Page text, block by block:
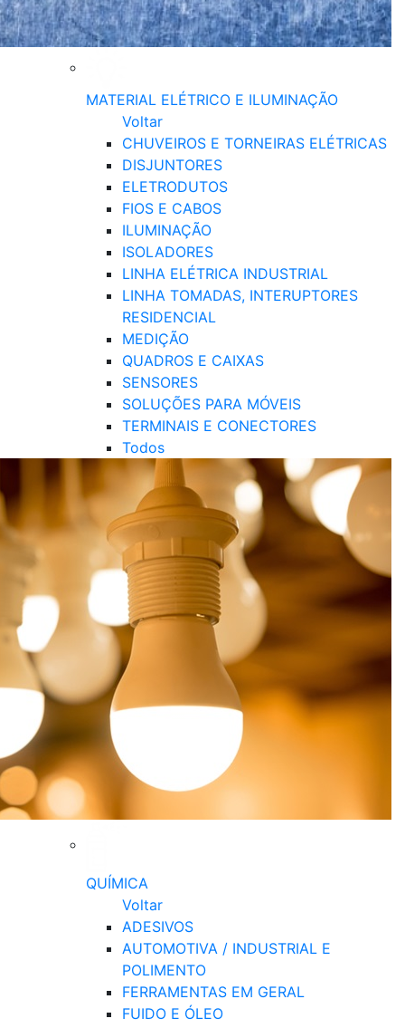
MATERIAL ELÉTRICO E ILUMINAÇÃO
Voltar
CHUVEIROS E TORNEIRAS ELÉTRICAS
DISJUNTORES
ELETRODUTOS
FIOS E CABOS
ILUMINAÇÃO
ISOLADORES
LINHA ELÉTRICA INDUSTRIAL
LINHA TOMADAS, INTERUPTORES
RESIDENCIAL
MEDIÇÃO
QUADROS E CAIXAS
SENSORES
SOLUÇÕES PARA MÓVEIS
TERMINAIS E CONECTORES
Todos
QUÍMICA
Voltar
ADESIVOS
AUTOMOTIVA / INDUSTRIAL E
POLIMENTO
FERRAMENTAS EM GERAL
FUIDO E ÓLEO